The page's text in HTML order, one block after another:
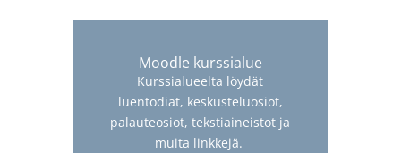
Moodle kurssialue
Kurssialueelta löydät
luentodiat, keskusteluosiot,
palauteosiot, tekstiaineistot ja
muita linkkejä.